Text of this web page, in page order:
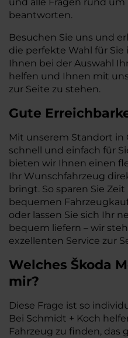
beantworten.
Besuchen Sie uns und
die perfekte Wahl für Sie
Ihnen bei der Auswahl
helfen und Ihnen mit
zur Seite zu stehen.
Gute
Mit unserem Standort
schnell und einfach für
bieten wir Ihnen einen
Ihr Wunschfahrzeug
bringt. So sparen Sie
bequemen
oder lassen Sie sich Ihr
bequem liefern – wir
exzellenten Service zur
Welches Škoda
mir?
Diese Frage ist so
Bei Schmidt + Koch
Fahrzeug zu finden, das